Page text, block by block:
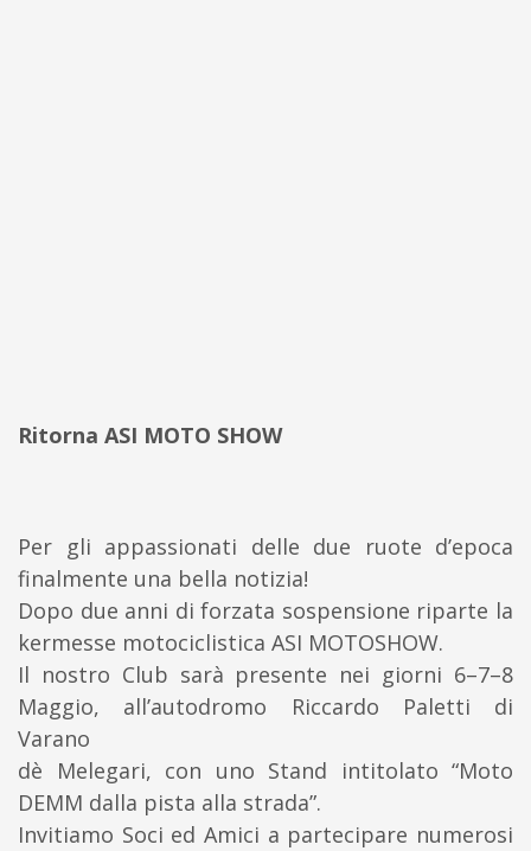
Ritorna ASI MOTO SHOW
Per gli appassionati delle due ruote d’epoca
finalmente una bella notizia!
Dopo due anni di forzata sospensione riparte la
kermesse motociclistica ASI MOTOSHOW.
Il nostro Club sarà presente nei giorni 6–7–8
Maggio, all’autodromo Riccardo Paletti di
Varano
dè Melegari, con uno Stand intitolato “Moto
DEMM dalla pista alla strada”.
Invitiamo Soci ed Amici a partecipare numerosi